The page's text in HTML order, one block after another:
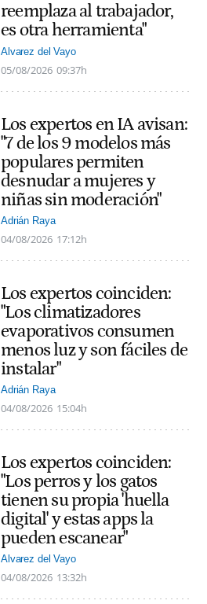
reemplaza al trabajador,
es otra herramienta"
Alvarez del Vayo
05/08/2026 09:37h
Los expertos en IA avisan:
"7 de los 9 modelos más
populares permiten
desnudar a mujeres y
niñas sin moderación"
Adrián Raya
04/08/2026 17:12h
Los expertos coinciden:
"Los climatizadores
evaporativos consumen
menos luz y son fáciles de
instalar"
Adrián Raya
04/08/2026 15:04h
Los expertos coinciden:
"Los perros y los gatos
tienen su propia 'huella
digital' y estas apps la
pueden escanear"
Alvarez del Vayo
04/08/2026 13:32h